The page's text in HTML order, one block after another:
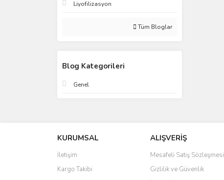
Liyofilizasyon
Tüm Bloglar
Blog Kategorileri
Genel
KURUMSAL
İletişim
Kargo Takibi
ALIŞVERİŞ
Mesafeli Satış Sözleşmesi
Gizlilik ve Güvenlik